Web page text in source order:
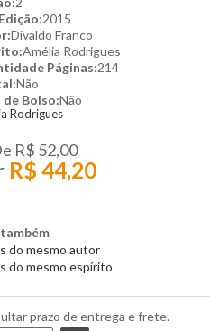
2015
Divaldo Franco
Amélia Rodrigues
Páginas:214
Não
de Bolso:Não
Rodrigues
R$ 52,00
R$ 44,20
do mesmo autor
do mesmo espírito
prazo de entrega e frete.